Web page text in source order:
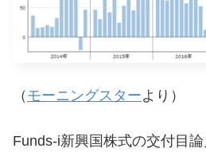
（ モーニングスターより）
Funds-i新興国株式の交付目